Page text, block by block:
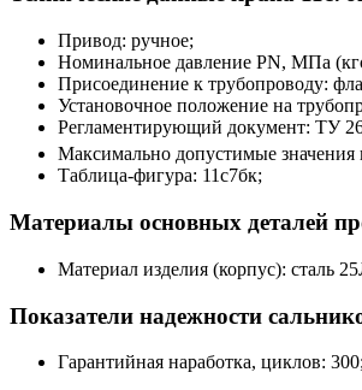
Привод: ручное;
Номинальное давление PN, МПа
Присоединение к трубопроводу:
Установочное положение на
Регламентирующий документ: ТУ
Максимально допустимые значения
Таблица-фигура: 11с7бк;
Материалы основных деталей
Материал изделия (корпус): сталь
Показатели надежности
Гарантийная наработка, циклов: 300;